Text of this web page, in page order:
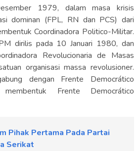
1979, dalam masa krisis
dominan (FPL, RN dan PCS) dari
Coordinadora Politico-Militar.
dirilis pada 10 Januari 1980, dan
Revolucionaria de Masas
organisasi massa revolusioner.
dengan Frente Democrático
Frente Democrático
Pihak Pertama Pada Partai
Serikat